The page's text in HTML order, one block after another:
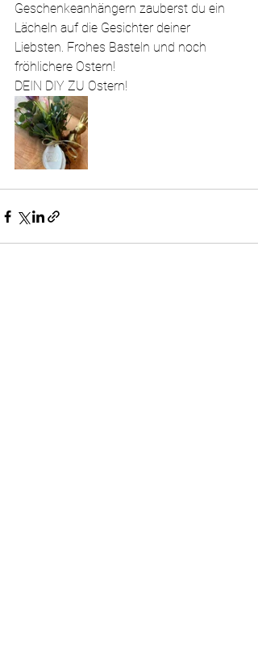
Geschenkeanhängern zauberst du ein
Lächeln auf die Gesichter deiner
Liebsten. Frohes Basteln und noch
fröhlichere Ostern!
DEIN DIY ZU Ostern!